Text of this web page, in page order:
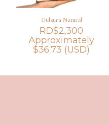
Dulzura Natural
RD$2,300
Approximately
$36.73 (USD)